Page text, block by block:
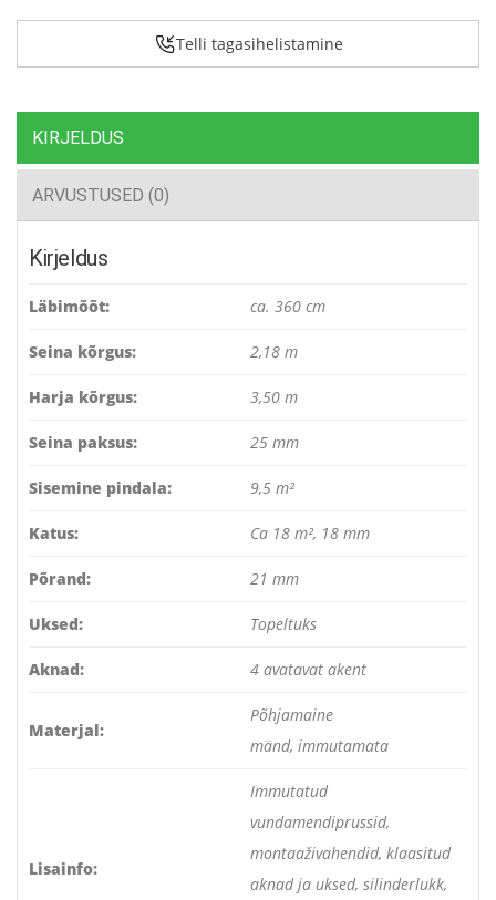
Telli tagasihelistamine
KIRJELDUS
ARVUSTUSED (0)
Kirjeldus
Läbimõõt: ca. 360 cm
Seina kõrgus: 2,18 m
Harja kõrgus: 3,50 m
Seina paksus: 25 mm
Sisemine pindala: 9,5 m²
Katus: Ca 18 m², 18 mm
Põrand: 21 mm
Uksed: Topeltuks
Aknad: 4 avatavat akent
Materjal:
Põhjamaine
mänd, immutamata
Lisainfo:
Immutatud
vundamendiprussid,
montaaživahendid, klaasitud
aknad ja uksed, silinderlukk,